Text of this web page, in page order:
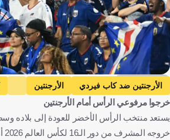
Getty Images
الأرجنتين ضد كاب فيردي الأرجنتين
كأس العالم
الأرجنتين الرأس الأخضر
كرة قدم
خرجوا مرفوعي الرأس أمام الأرجنتين
يستعد منتخب الرأس الأخضر للعودة إلى بلاده وسط